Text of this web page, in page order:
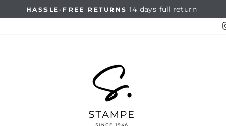
Pause
HASSLE-FREE RETURNS 14 days full return